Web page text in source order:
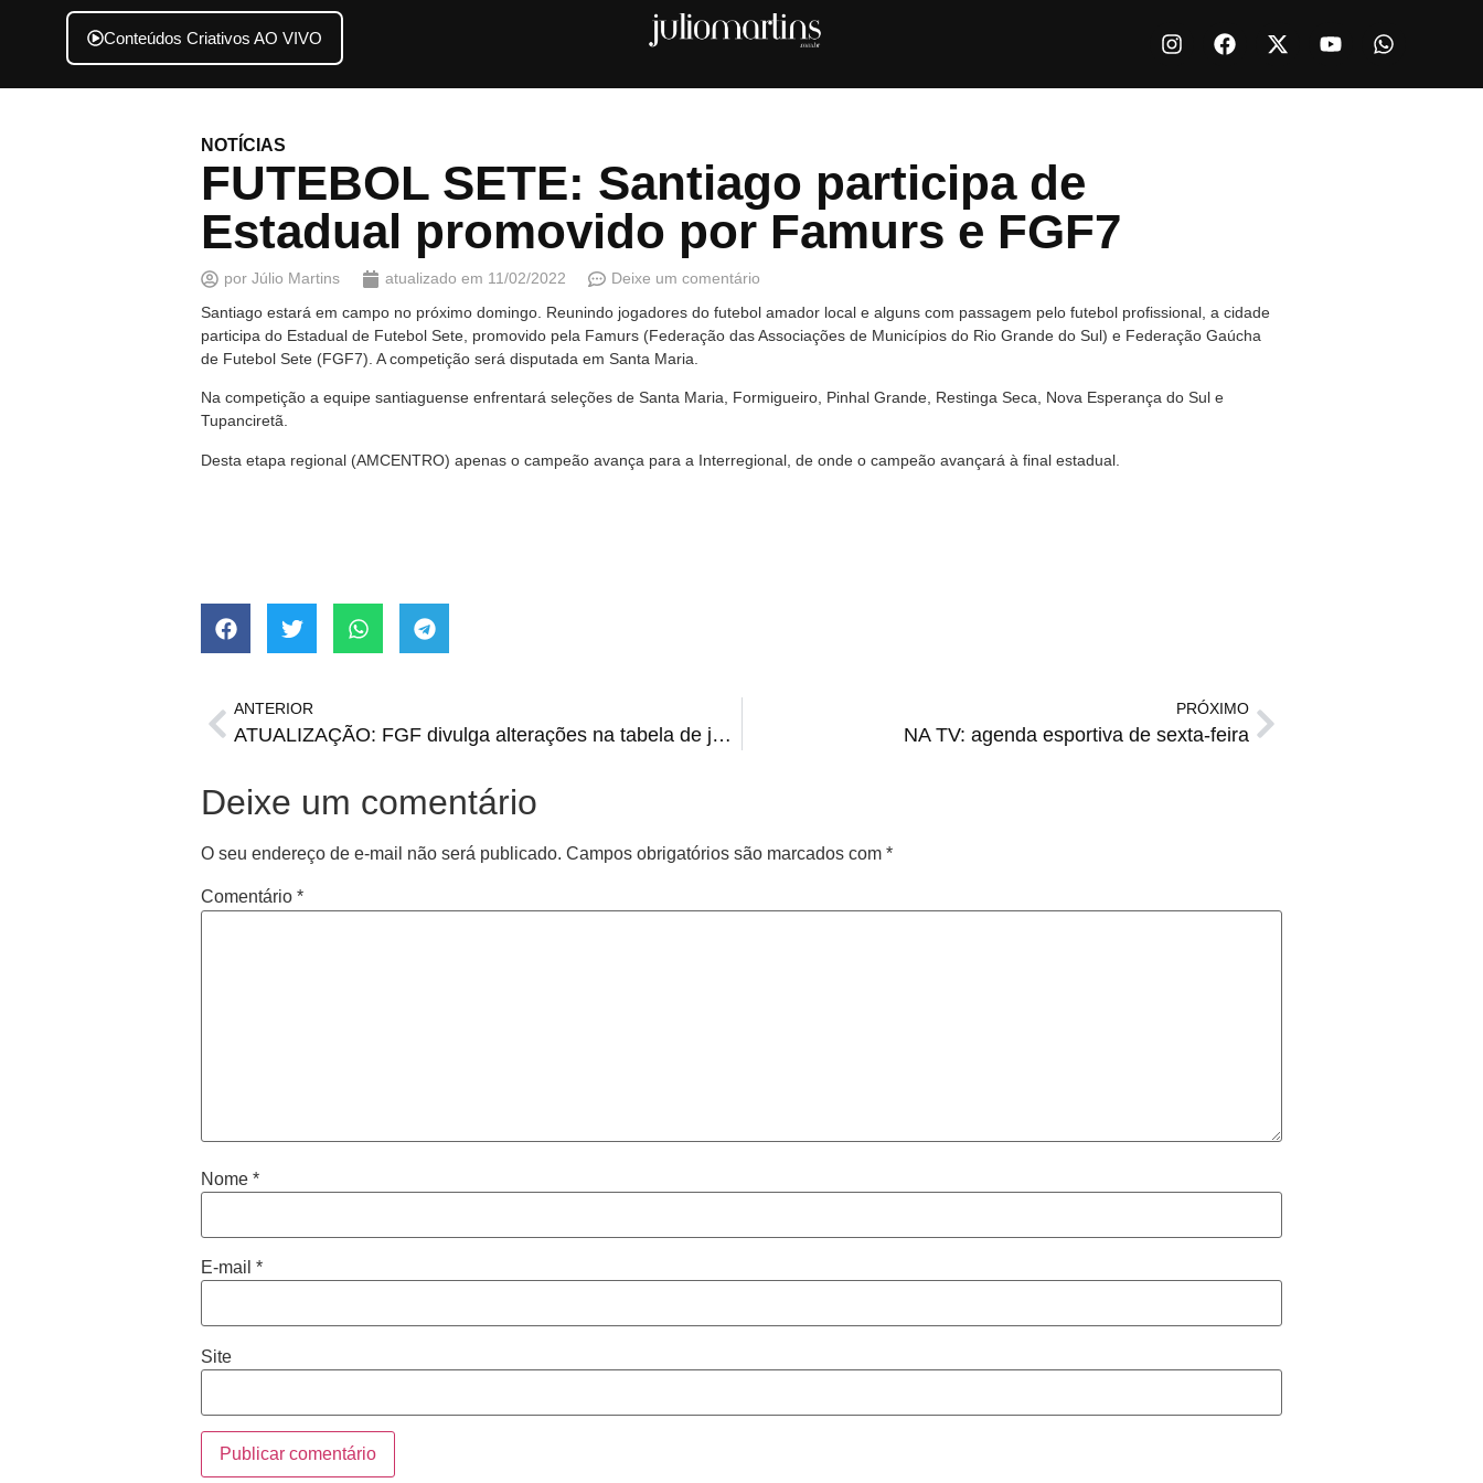
Conteúdos Criativos AO VIVO
NOTÍCIAS
FUTEBOL SETE: Santiago participa de
Estadual promovido por Famurs e FGF7
por Júlio Martins atualizado em 11/02/2022
Deixe um comentário
Santiago estará em campo no próximo domingo. Reunindo jogadores do futebol amador local e alguns com passagem pelo futebol profissional, a cidade
participa do Estadual de Futebol Sete, promovido pela Famurs (Federação das Associações de Municípios do Rio Grande do Sul) e Federação Gaúcha
de Futebol Sete (FGF7). A competição será disputada em Santa Maria.
Na competição a equipe santiaguense enfrentará seleções de Santa Maria, Formigueiro, Pinhal Grande, Restinga Seca, Nova Esperança do Sul e
Tupanciretã.
Desta etapa regional (AMCENTRO) apenas o campeão avança para a Interregional, de onde o campeão avançará à final estadual.
ANTERIOR
ATUALIZAÇÃO: FGF divulga alterações na tabela de jogos do Gauchão 2022
PRÓXIMO
NA TV: agenda esportiva de sexta-feira
Deixe um comentário
O seu endereço de e-mail não será publicado. Campos obrigatórios são marcados com *
Comentário *
Nome *
E-mail *
Site